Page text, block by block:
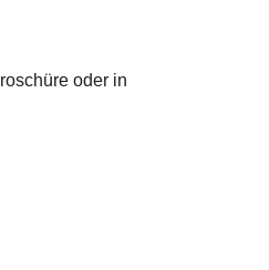
oder in